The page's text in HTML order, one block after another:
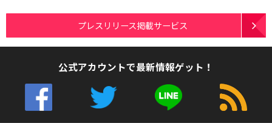
プレスリリース掲載サービス
公式アカウントで最新情報ゲット！